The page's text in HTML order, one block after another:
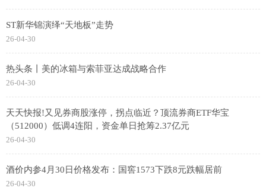
ST新华锦演绎“天地板”走势
26-04-30
热头条丨美的冰箱与索菲亚达成战略合作
26-04-30
天天快报!又见券商股涨停，拐点临近？顶流券商ETF华宝
（512000）低调4连阳，资金单日抢筹2.37亿元
26-04-30
酒价内参4月30日价格发布：国窖1573下跌8元跌幅居前
26-04-30